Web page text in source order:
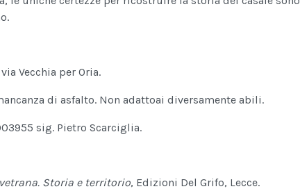
Vecchia per Oria.
di asfalto. Non adattoai diversamente abili.
sig. Pietro Scarciglia.
Storia e territorio, Edizioni Del Grifo, Lecce.